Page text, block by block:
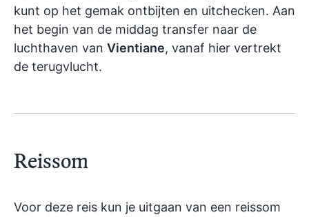
kunt op het gemak ontbijten en uitchecken. Aan
het begin van de middag transfer naar de
luchthaven van Vientiane, vanaf hier vertrekt
de terugvlucht.
Reissom
Voor deze reis kun je uitgaan van een reissom